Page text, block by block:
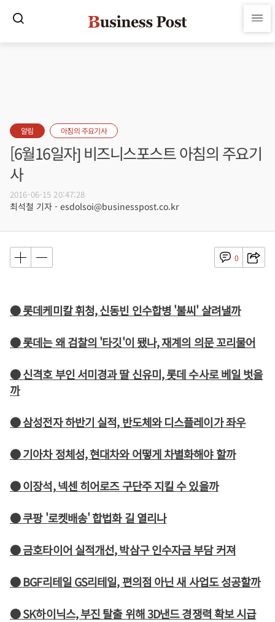
알림 아침의 주요기사
[6월16일자] 비즈니스포스트 아침의 주요기
사
2016-06-15 20:47:28
최석철 기자 - esdolsoi@businesspost.co.kr
0
● 롯데케미칼 휘청, 신동빈 인수합병 '불씨' 살려낼까
● 롯데는 왜 검찰의 '타깃'이 됐나, 재계의 의문 꼬리물어
● 신격호 부인 서미경과 딸 신유미, 롯데 수사로 베일 벗을
까
● 삼성전자 하반기 실적, 반도체와 디스플레이가 좌우
● 기아차 정체성, 현대차와 어떻게 차별화해야 할까
● 이장석, 넥센 히어로즈 구단주 지킬 수 있을까
● 쿠팡 '로켓배송' 합법화 길 열리나
● 금호타이어 실적개선, 박삼구 인수자금 부담 커져
● BGF리테일 GS리테일, 편의점 아닌 새 사업도 성공할까
● SK하이닉스, 부진 탈출 위해 3D낸드 경쟁력 확보 시급